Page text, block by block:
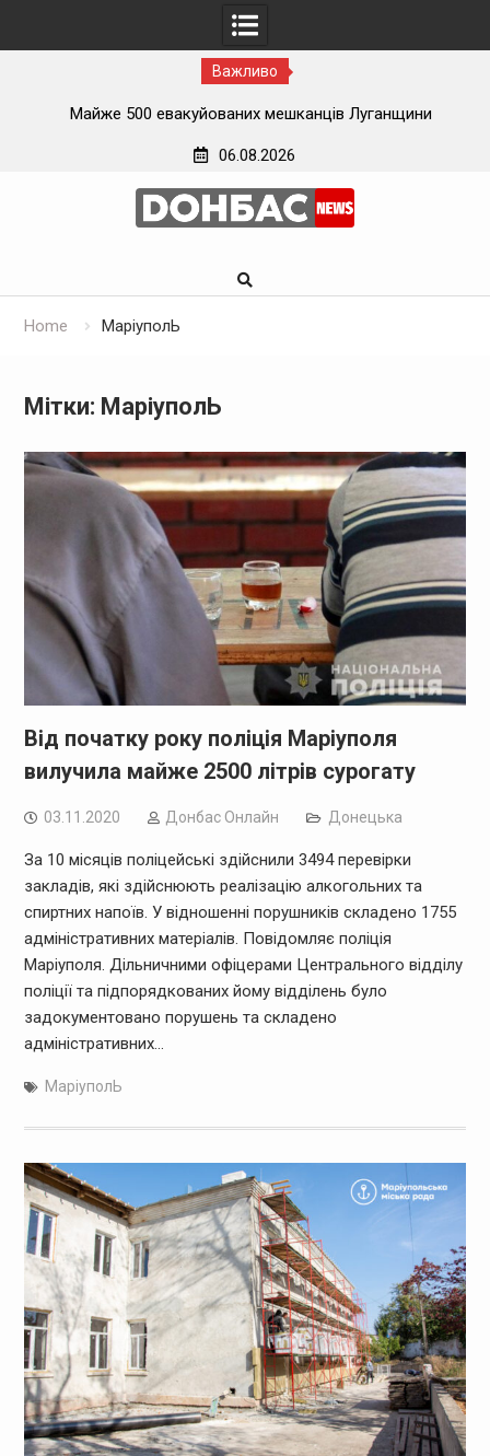
Важливо
Військові РФ обстріляли місця роздачі гуманітарної
06.08.2026
Home МаріуполЬ
Мітки: МаріуполЬ
Від початку року поліція Маріуполя
вилучила майже 2500 літрів сурогату
03.11.2020 Дoнбас Онлайн Донецька
За 10 місяців поліцейські здійснили 3494 перевірки
закладів, які здійснюють реалізацію алкогольних та
спиртних напоїв. У відношенні порушників складено 1755
адміністративних матеріалів. Повідомляє поліція
Маріуполя. Дільничними офіцерами Центрального відділу
поліції та підпорядкованих йому відділень було
задокументовано порушень та складено
адміністративних…
МаріуполЬ